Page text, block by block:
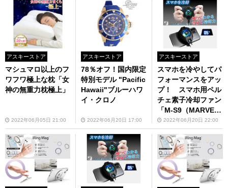
アスキーストア
マシュマロ以上のフ
ワフワ極上な枕「女
神の無重力枕極上」
2022年06月05日 21:00
アスキーストア
78％オフ！国内限定
特別モデル "Pacific
Hawaii"ブルーハワ
イ・クロノ
2022年06月20日 17:00
アスキーストア
スマホを冷やしてパ
フォーマンスをアッ
プ！ スマホ用ペル
チェ素子冷却ファン
「M-S9（MARVEL
OUS -SUPER 9 FA
N-）」7月上旬発売
（予約受付中）
2022年06月20日 22:00